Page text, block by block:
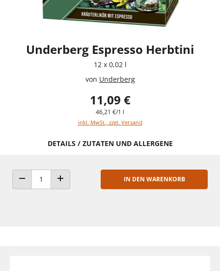
Underberg Espresso Herbtini
12 x 0,02 l
von Underberg
11,09 €
46,21 €/1 l
inkl. MwSt., zzgl. Versand
DETAILS / ZUTATEN UND ALLERGENE
ANZAHL VERRINGERNANZAHL ERHÖHEN
IN DEN WARENKORB